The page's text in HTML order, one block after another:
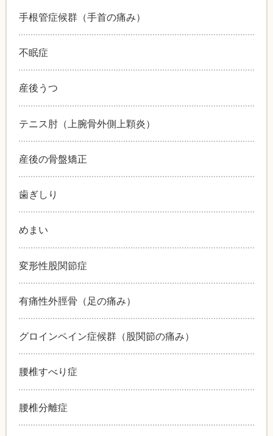
手根管症候群（手首の痛み）
不眠症
産後うつ
テニス肘（上腕骨外側上顆炎）
産後の骨盤矯正
歯ぎしり
めまい
変形性股関節症
有痛性外脛骨（足の痛み）
グロインペイン症候群（股関節の痛み）
腰椎すべり症
腰椎分離症